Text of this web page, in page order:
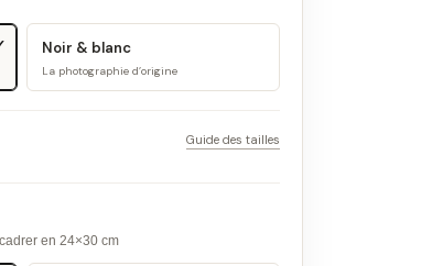
Noir & blanc
La photographie d’origine
Guide des tailles
en 24×30 cm